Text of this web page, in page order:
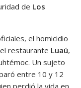
de Los
el homicidio
restaurante Luaú,
Un sujeto
entre 10 y 12
perdió la vida en